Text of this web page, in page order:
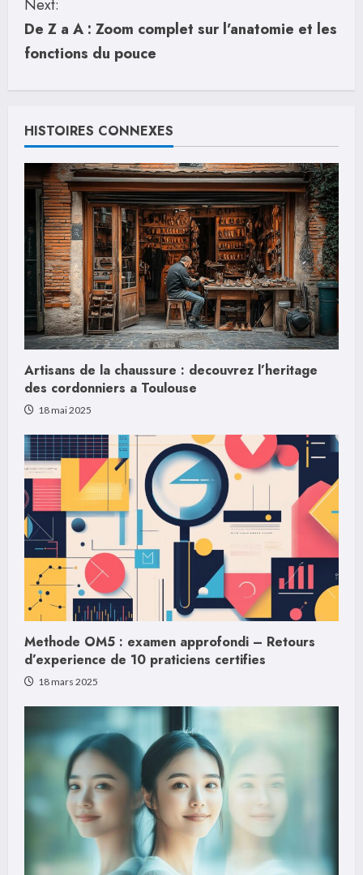
t
i
n
u
e
R
e
a
d
i
n
g
Next:
De Z a A : Zoom complet sur l’anatomie et les
fonctions du pouce
HISTOIRES CONNEXES
Artisans de la chaussure : decouvrez l’heritage
des cordonniers a Toulouse
18 mai 2025
Methode OM5 : examen approfondi – Retours
d’experience de 10 praticiens certifies
18 mars 2025